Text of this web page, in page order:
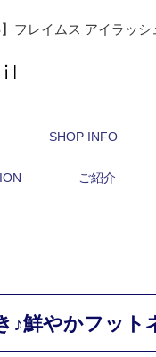
フレイムス アイラッシ
SHOP INFO
ご紹介
♪鮮やかフット